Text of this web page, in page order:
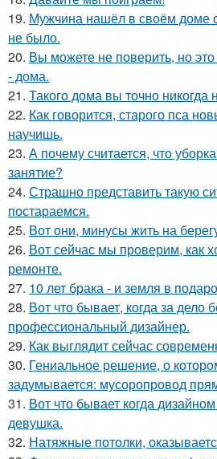
19. Мужчина нашёл в своём доме
не было.
20. Вы можете не поверить, но
- дома.
21. Такого дома вы точно никогда
22. Как говорится, старого пса
научишь.
23. А почему считается, что
занятие?
24. Страшно представить такую
постараемся.
25. Вот они, минусы жить на
26. Вот сейчас мы проверим, как
ремонте.
27. 10 лет брака - и земля в
28. Вот что бывает, когда за дело
профессиональный дизайнер.
29. Как выглядит сейчас
30. Гениальное решение, о
задумывается: мусоропровод
31. Вот что бывает когда
девушка.
32. Натяжные потолки,